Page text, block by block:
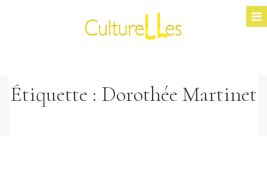
Étiquette : Dorothée Martinet